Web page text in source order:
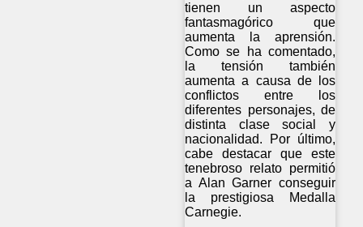
tienen un aspecto
fantasmagórico que
aumenta la aprensión.
Como se ha comentado,
la tensión también
aumenta a causa de los
conflictos entre los
diferentes personajes, de
distinta clase social y
nacionalidad. Por último,
cabe destacar que este
tenebroso relato permitió
a Alan Garner conseguir
la prestigiosa Medalla
Carnegie.